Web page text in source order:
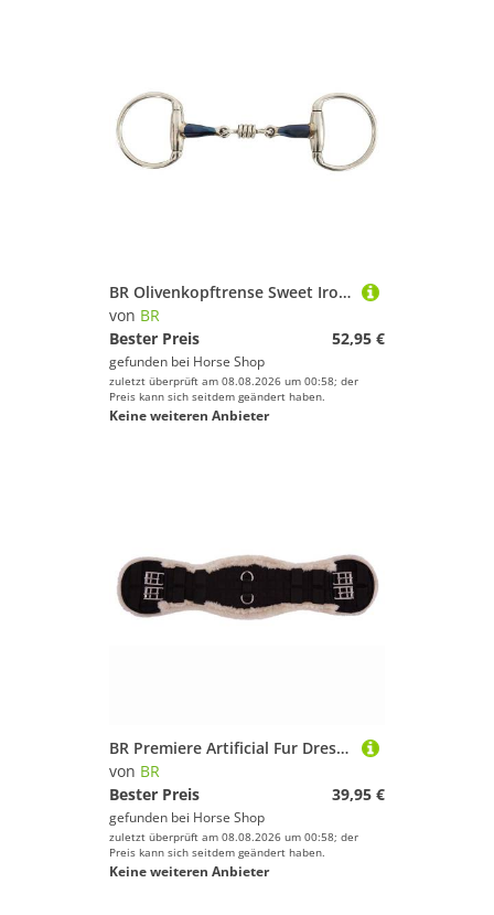
BR Olivenkopftrense Sweet Iron 14mm rostf. Roller dopp. gebr.
von BR
Bester Preis
52,95 €
gefunden bei Horse Shop
zuletzt überprüft am 08.08.2026 um 00:58; der
Preis kann sich seitdem geändert haben.
Keine weiteren Anbieter
BR Premiere Artificial Fur Dressurgurt
von BR
Bester Preis
39,95 €
gefunden bei Horse Shop
zuletzt überprüft am 08.08.2026 um 00:58; der
Preis kann sich seitdem geändert haben.
Keine weiteren Anbieter